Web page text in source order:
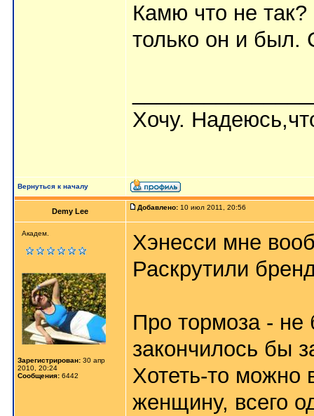
Камю что не так?
только он и был.
Хочу.
Вернуться к началу
Demy Lee Добавлено: 10 июл 2011, 20:56
Академ.
Зарегистрирован: 30 апр
2010, 20:24
Сообщения: 6442
Хэнесси мне
Раскрутили
Про тормоза - не
закончилось бы
Хотеть-то можно
женщину, всего